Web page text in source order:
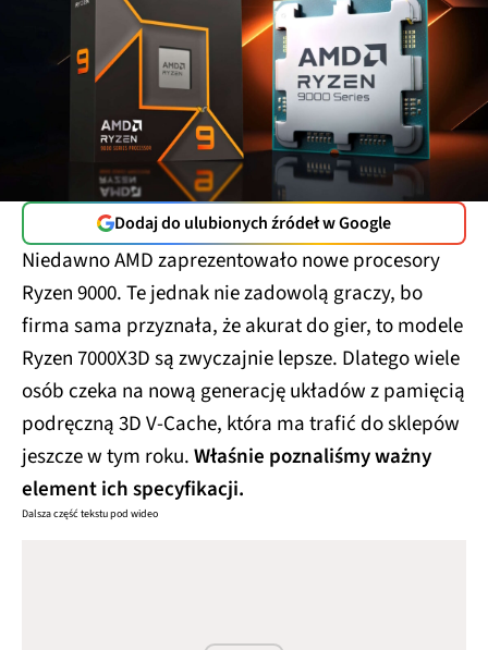
Dodaj do ulubionych źródeł w Google
Niedawno AMD zaprezentowało nowe procesory
Ryzen 9000. Te jednak nie zadowolą graczy, bo
firma sama przyznała, że akurat do gier, to modele
Ryzen 7000X3D są zwyczajnie lepsze. Dlatego wiele
osób czeka na nową generację układów z pamięcią
podręczną 3D V-Cache, która ma trafić do sklepów
jeszcze w tym roku.Właśnie poznaliśmy ważny
element ich specyfikacji.
Dalsza część tekstu pod wideo